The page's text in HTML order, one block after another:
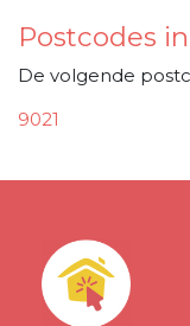
Postcodes
De volgende
9021